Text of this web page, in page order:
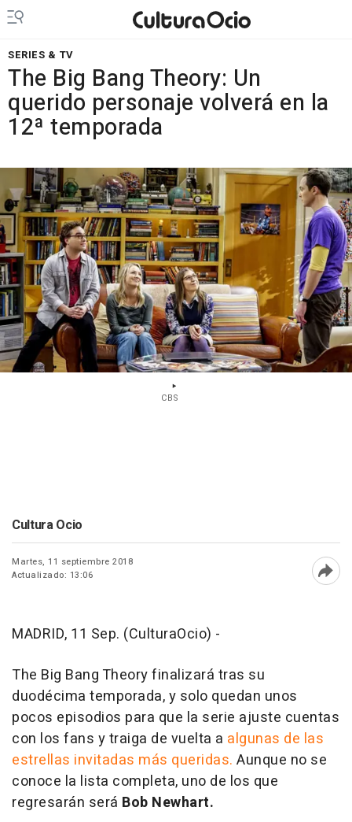
SERIES & TV
The Big Bang Theory: Un
querido personaje volverá en la
12ª temporada
CBS
Cultura Ocio
Martes, 11 septiembre 2018
Actualizado: 13:06
MADRID, 11 Sep. (CulturaOcio) -
The Big Bang Theory finalizará tras su
duodécima temporada, y solo quedan unos
pocos episodios para que la serie ajuste cuentas
con los fans y traiga de vuelta a algunas de las
estrellas invitadas más queridas. Aunque no se
conoce la lista completa, uno de los que
regresarán será Bob Newhart.